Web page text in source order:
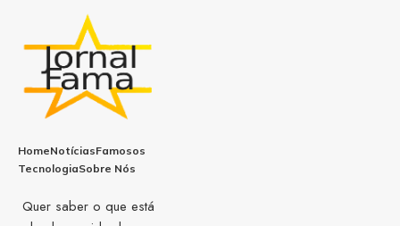
HomeNotíciasFamosos
TecnologiaSobre Nós
Quer saber o que está